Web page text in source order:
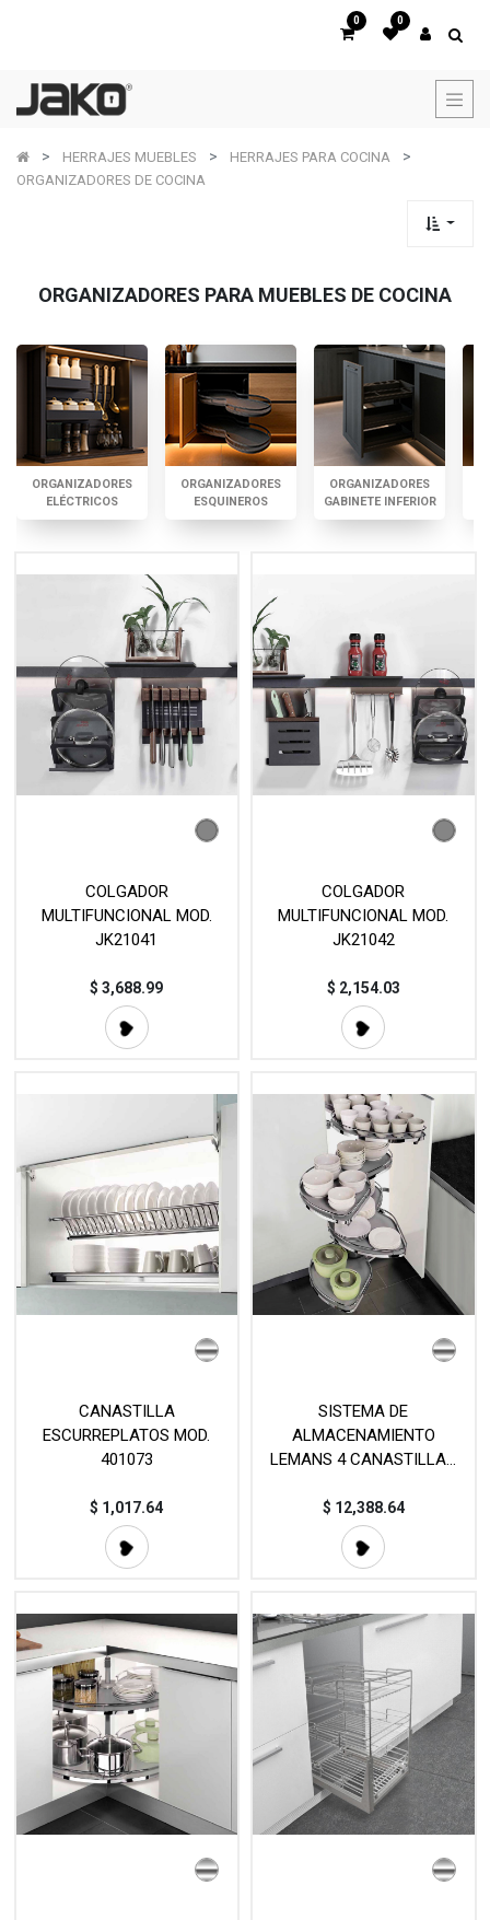
0 0
HERRAJES MUEBLES
HERRAJES PARA COCINA
ORGANIZADORES DE COCINA
ORGANIZADORES PARA MUEBLES DE COCINA
ORGANIZADORES
ELÉCTRICOS
ORGANIZADORES
ESQUINEROS
ORGANIZADORES
GABINETE INFERIOR
COLGADOR
MULTIFUNCIONAL MOD.
JK21041
$3,688.99
COLGADOR
MULTIFUNCIONAL MOD.
JK21042
$ 2,154.03
CANASTILLA
ESCURREPLATOS MOD.
401073
$ 1,017.64
SISTEMA DE
ALMACENAMIENTO
LEMANS 4 CANASTILLAS
ESQUINA MOD. 10110
$ 12,388.64